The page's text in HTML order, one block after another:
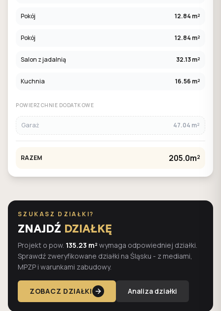
Pokój 12.84 m²
Pokój 12.84 m²
Salon z jadalnią 32.13 m²
Kuchnia 16.56 m²
POWIERZCHNIE DODATKOWE
Garaż 47.04 m²
RAZEM 205.0m²
SZUKASZ DZIAŁKI?
ZNAJDŹ DZIAŁKĘ
Projekt o pow. 135.23 m² wymaga odpowiedniej działki.
Sprawdź zweryfikowane działki na Śląsku - z mediami,
MPZP i warunkami zabudowy.
ZOBACZ DZIAŁKI Analiza działki